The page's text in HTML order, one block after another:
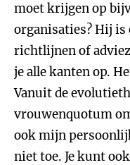
moet krijgen op
organisaties? Hij is
richtlijnen of
je alle kanten op.
Vanuit de
vrouwenquotum
ook mijn
niet toe. Je kunt